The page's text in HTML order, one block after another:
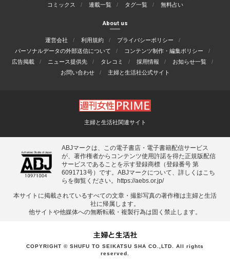
コミックス
連載一覧 タグ一覧 無料占い
About us
運営会社 利用規約
プライバシーポリシー
パーソナルデータの外部送信について
コンテンツ制作・編集ポリシー
広告掲載
ニュース提供先 タレコミ 採用情報
お知らせ一覧
お問い合わせ
主婦と生活社公式サイト
主婦と生活社関連サイト
ABJマークは、この電子書店・電子書籍配信サービス
が、著作権者からコンテンツ使用許諾を得た正規版配信
サービスであることを示す登録商標（登録番号 第
6091713号）です。ABJマークについて、詳しくはこち
らを御覧ください。
https://aebs.or.jp/
本サイトに掲載されているすべての⽂章・撮影写真の著作権は主婦と⽣活
社に帰属します。
他サイトや他媒体への無断転載・複製⾏為は固く禁⽌します。
COPYRIGHT © SHUFU TO SEIKATSU SHA CO.,LTD. All rights
reserved.